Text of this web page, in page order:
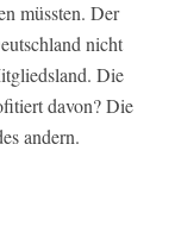
müssten. Der
nicht
Die
davon? Die
andern.